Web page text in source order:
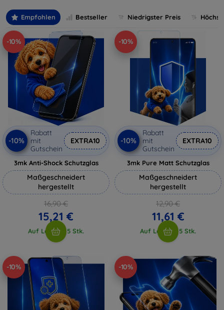
Empfohlen Bestseller Niedrigster Preis
-10%
-10%
Rabatt
mit
Gutschein
EXTRA10
3mk Anti-Shock Schutzglas
Maßgeschneidert
hergestellt
16,90 €
15,21 €
Auf Lager > 5 Stk.
-10%
-10%
Rabatt
mit
Gutschein
EXTRA10
3mk Pure Matt Schutzglas
Maßgeschneidert
hergestellt
12,90 €
11,61 €
Auf Lager > 5 Stk.
-10% -10%